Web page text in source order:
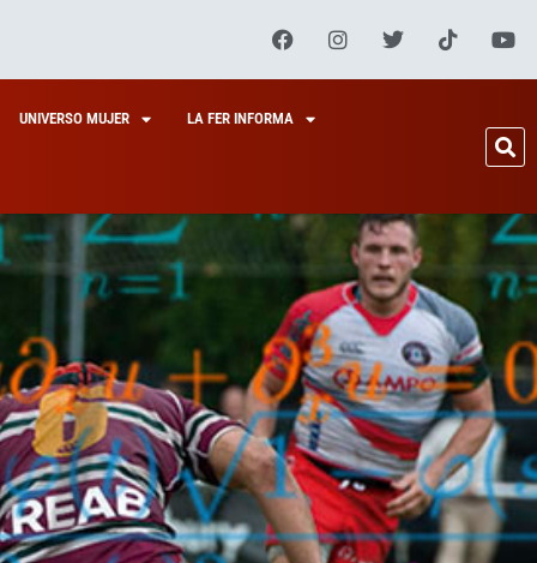
UNIVERSO MUJER LA FER INFORMA